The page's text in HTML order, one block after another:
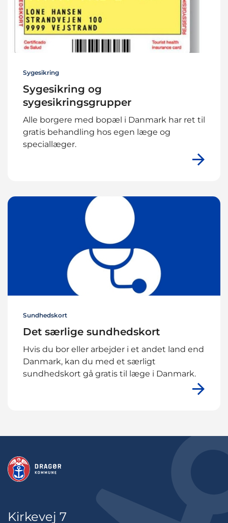
Sygesikring
Sygesikring og
sygesikringsgrupper
Alle borgere med bopæl i Danmark har ret til
gratis behandling hos egen læge og
speciallæger.
Sundhedskort
Det særlige sundhedskort
Hvis du bor eller arbejder i et andet land end
Danmark, kan du med et særligt
sundhedskort gå gratis til læge i Danmark.
Kirkevej 7